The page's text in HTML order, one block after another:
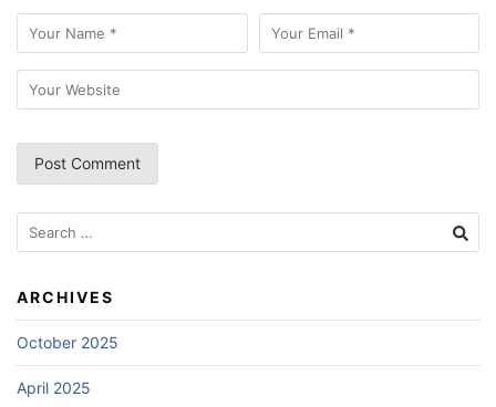
Search
for:
ARCHIVES
October 2025
April 2025